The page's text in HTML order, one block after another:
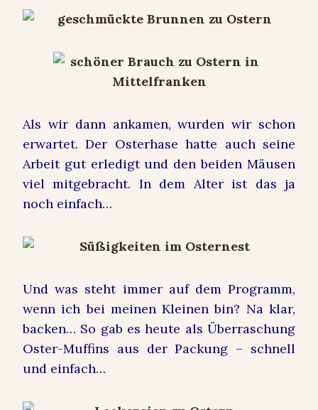
Als wir dann ankamen, wurden wir schon
erwartet. Der Osterhase hatte auch seine
Arbeit gut erledigt und den beiden Mäusen
viel mitgebracht. In dem Alter ist das ja
noch einfach…
Und was steht immer auf dem Programm,
wenn ich bei meinen Kleinen bin? Na klar,
backen… So gab es heute als Überraschung
Oster-Muffins aus der Packung – schnell
und einfach…